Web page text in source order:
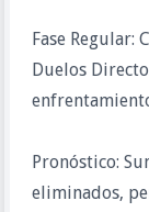
Fase Regular:
Duelos
Pronóstico:
eliminados,